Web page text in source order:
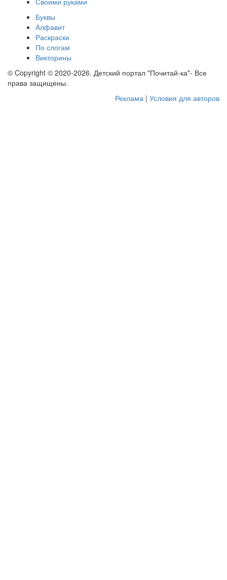
Буквы
Алфавит
Раскраски
По слогам
Викторины
© Copyright © 2020-2026. Детский портал "Почитай-ка"- Все
права защищены.
Реклама | Условия для авторов